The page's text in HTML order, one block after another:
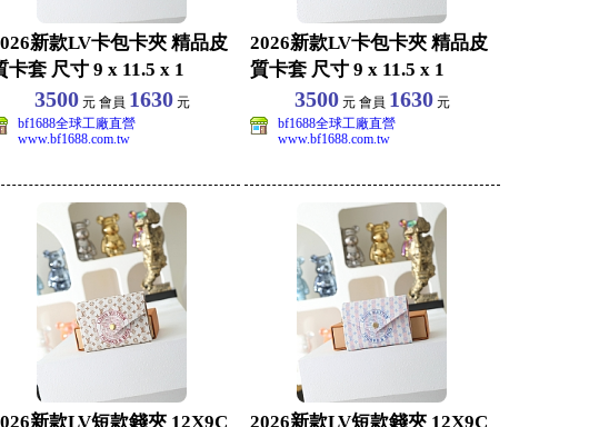
新款LV卡包卡夾 精品皮
卡套 尺寸 9 x 11.5 x 1
3500元 會員 1630元
bf1688全球工廠直營
www.bf1688.com.tw
2026新款LV卡包卡夾 精品皮
質卡套 尺寸 9 x 11.5 x 1
3500元 會員 1630元
bf1688全球工廠直營
www.bf1688.com.tw
新款LV短款錢夾 12X9C
2026新款LV短款錢夾 12X9C